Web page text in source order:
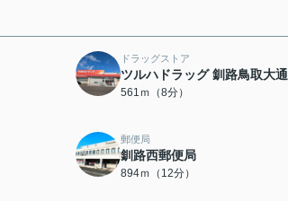
ドラッグストア
ツルハドラッグ 釧路鳥取大
561ｍ（8分）
郵便局
釧路西郵便局
894ｍ（12分）